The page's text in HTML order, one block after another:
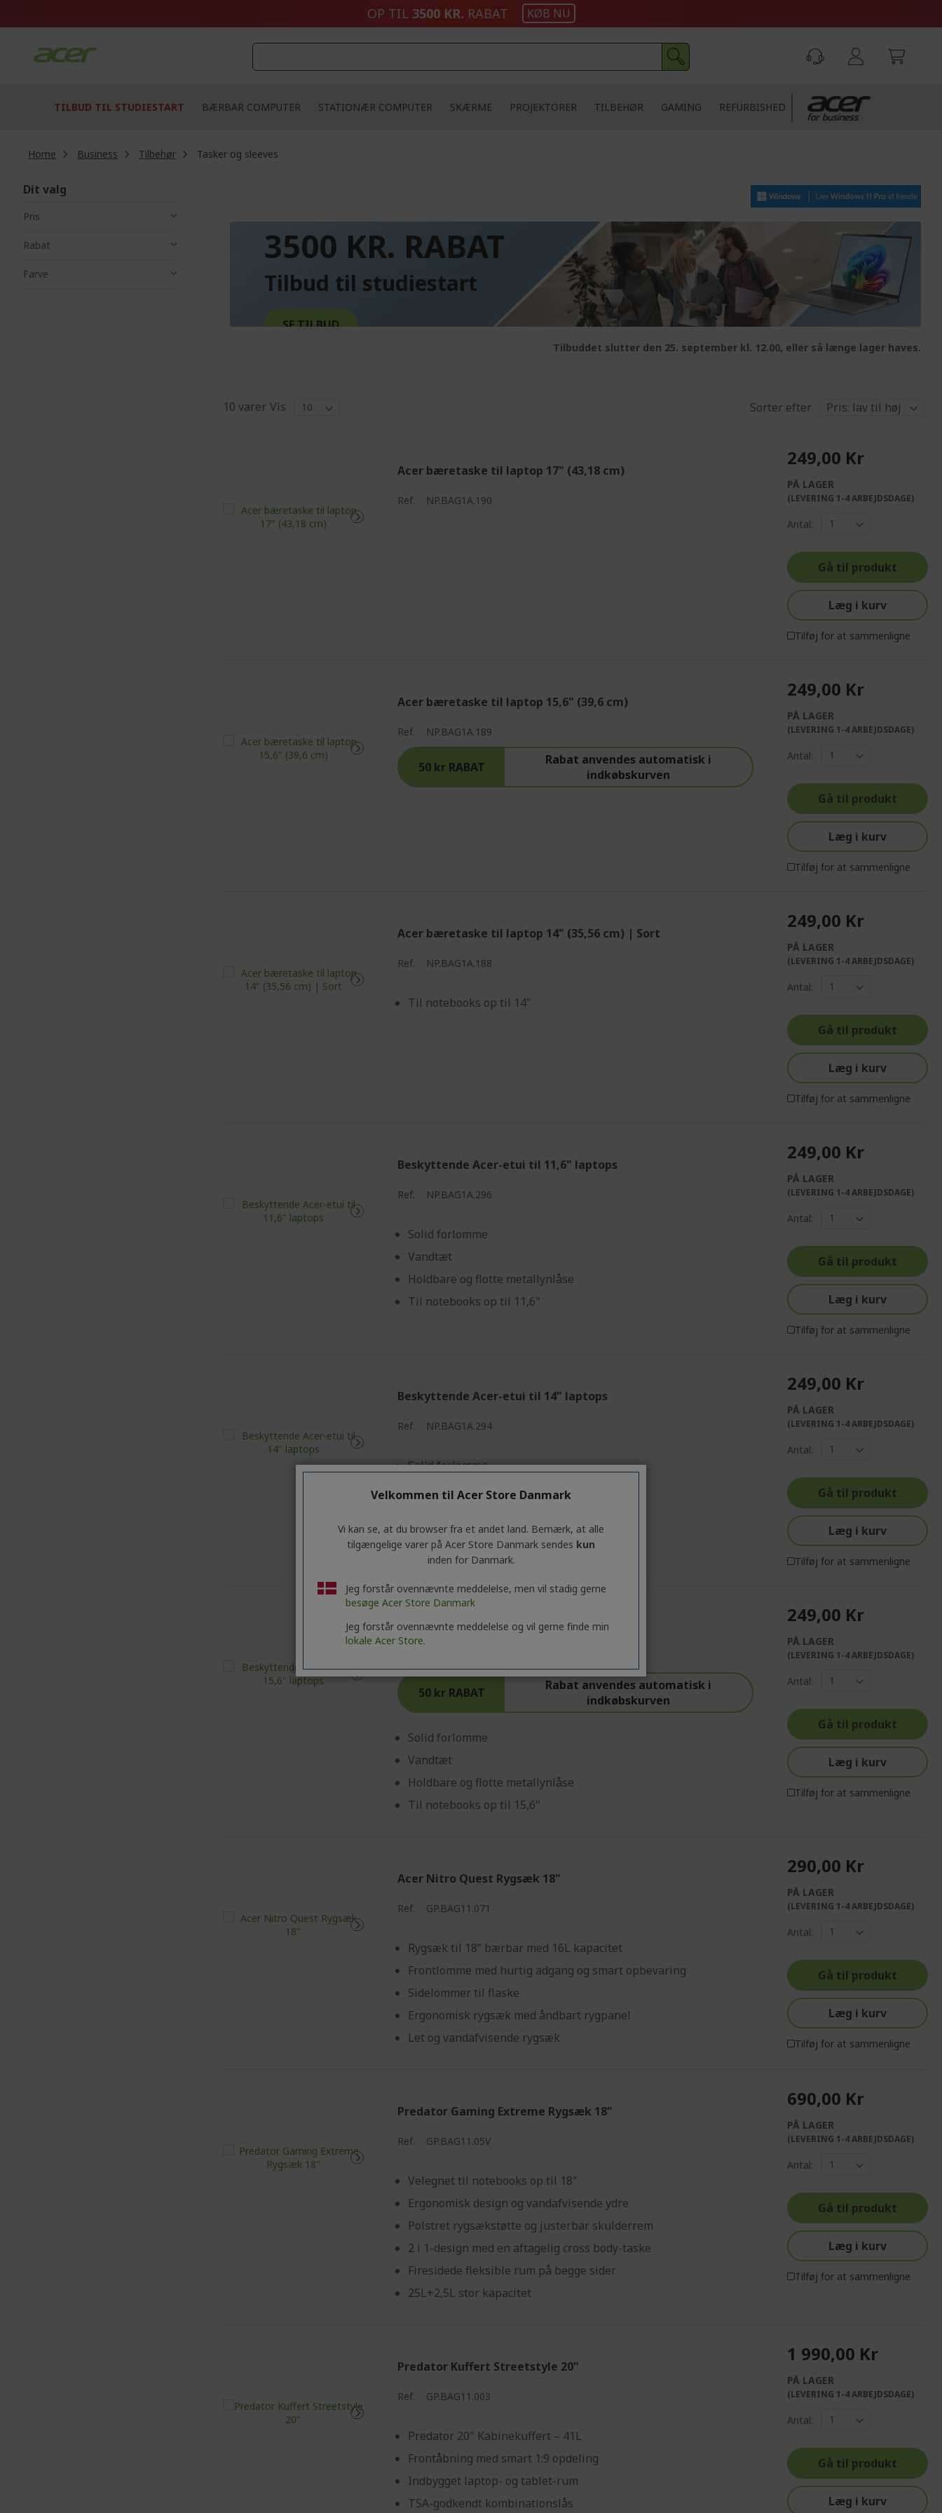
OP TIL 3500 KR. RABAT KØB NU
TILBUD TIL STUDIESTART BÆRBAR COMPUTER STATIONÆR COMPUTER SKÆRME PROJEKTORER TILBEHØR GAMING REFURBISHED
Home Business Tilbehør Tasker og sleeves
3500 KR. RABAT
Tilbud til studiestart
SE TILBUD
Tilbuddet slutter den 25. september kl. 12.00, eller så længe lager haves.
10 varer Vis Sorter efter
Acer bæretaske til laptop 17" (43,18 cm)
Ref. NP.BAG1A.190
249,00 Kr
PÅ LAGER
(LEVERING 1-4 ARBEJDSDAGE)
Antal:
Gå til produkt
Læg i kurv
Tilføj for at sammenligne
Acer bæretaske til laptop 15,6" (39,6 cm)
Ref. NP.BAG1A.189
50 kr RABAT
Rabat anvendes automatisk i
indkøbskurven
249,00 Kr
PÅ LAGER
(LEVERING 1-4 ARBEJDSDAGE)
Antal:
Gå til produkt
Læg i kurv
Tilføj for at sammenligne
Acer bæretaske til laptop 14" (35,56 cm) | Sort
Ref. NP.BAG1A.188
Til notebooks op til 14"
249,00 Kr
PÅ LAGER
(LEVERING 1-4 ARBEJDSDAGE)
Antal:
Gå til produkt
Læg i kurv
Tilføj for at sammenligne
Beskyttende Acer-etui til 11,6" laptops
Ref. NP.BAG1A.296
Solid forlomme
Vandtæt
Holdbare og flotte metallynlåse
Til notebooks op til 11,6"
249,00 Kr
PÅ LAGER
(LEVERING 1-4 ARBEJDSDAGE)
Antal:
Gå til produkt
Læg i kurv
Tilføj for at sammenligne
Beskyttende Acer-etui til 14" laptops
Ref. NP.BAG1A.294
Solid forlomme
Vandtæt
Til notebooks op til 14"
249,00 Kr
PÅ LAGER
(LEVERING 1-4 ARBEJDSDAGE)
Antal:
Gå til produkt
Læg i kurv
Tilføj for at sammenligne
Beskyttende Acer-etui til 15,6" laptops
50 kr RABAT
Rabat anvendes automatisk i
indkøbskurven
Solid forlomme
Vandtæt
Holdbare og flotte metallynlåse
Til notebooks op til 15,6"
249,00 Kr
PÅ LAGER
(LEVERING 1-4 ARBEJDSDAGE)
Antal:
Gå til produkt
Læg i kurv
Tilføj for at sammenligne
Acer Nitro Quest Rygsæk 18"
Ref. GP.BAG11.071
Rygsæk til 18” bærbar med 16L kapacitet
Frontlomme med hurtig adgang og smart opbevaring
Sidelommer til flaske
Ergonomisk rygsæk med åndbart rygpanel
Let og vandafvisende rygsæk
290,00 Kr
PÅ LAGER
(LEVERING 1-4 ARBEJDSDAGE)
Antal:
Gå til produkt
Læg i kurv
Tilføj for at sammenligne
Predator Gaming Extreme Rygsæk 18"
Ref. GP.BAG11.05V
Velegnet til notebooks op til 18"
Ergonomisk design og vandafvisende ydre
Polstret rygsækstøtte og justerbar skulderrem
2 i 1-design med en aftagelig cross body-taske
Firesidede fleksible rum på begge sider
25L+2,5L stor kapacitet
690,00 Kr
PÅ LAGER
(LEVERING 1-4 ARBEJDSDAGE)
Antal:
Gå til produkt
Læg i kurv
Tilføj for at sammenligne
Predator Kuffert Streetstyle 20"
Ref. GP.BAG11.003
Predator 20" Kabinekuffert – 41L
Frontåbning med smart 1:9 opdeling
Indbygget laptop- og tablet-rum
TSA-godkendt kombinationslås
1 990,00 Kr
PÅ LAGER
(LEVERING 1-4 ARBEJDSDAGE)
Antal:
Gå til produkt
Læg i kurv
Dit valg
Pris
Rabat
Farve
Velkommen til Acer Store Danmark
Vi kan se, at du browser fra et andet land. Bemærk, at alle
tilgængelige varer på Acer Store Danmark sendes kun
inden for Danmark.
Jeg forstår ovennævnte meddelelse, men vil stadig gerne
besøge Acer Store Danmark
Jeg forstår ovennævnte meddelelse og vil gerne finde min
lokale Acer Store.